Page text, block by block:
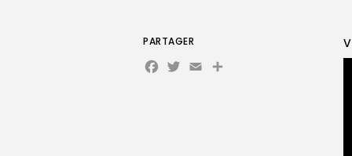
PARTAGER
Facebook
Twitter
Email